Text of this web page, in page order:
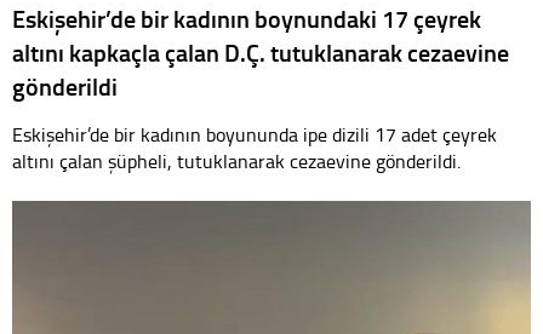
Eskişehir’de bir kadının boynundaki 17 çeyrek
altını kapkaçla çalan D.Ç. tutuklanarak cezaevine
gönderildi
Eskişehir’de bir kadının boyununda ipe dizili 17 adet çeyrek
altını çalan şüpheli, tutuklanarak cezaevine gönderildi.